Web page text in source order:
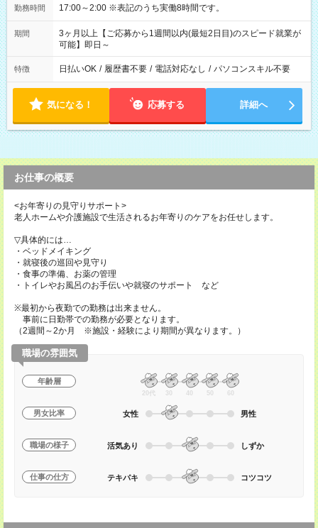
勤務時間 17:00～2:00 ※表記のうち実働8時間です。
期間
3ヶ月以上【ご応募から1週間以内(最短2日目)のスピード就業が
可能】即日～
特徴 日払いOK / 履歴書不要 / 電話対応なし / パソコンスキル不要
気になる！ 応募する 詳細へ
お仕事の概要
<お年寄りの見守りサポート>
老人ホームや介護施設で生活されるお年寄りのケアをお任せします。
▽具体的には…
・ベッドメイキング
・就寝後の巡回や見守り
・食事の準備、お薬の管理
・トイレやお風呂のお手伝いや就寝のサポート など
※最初から夜勤での勤務は出来ません。
事前に日勤帯での勤務が必要となります。
（2週間～2か月 ※施設・経験により期間が異なります。）
職場の雰囲気
年齢層
20代 30 40 50 60
男女比率 女性 男性
職場の様子 活気あり しずか
仕事の仕方 テキパキ コツコツ